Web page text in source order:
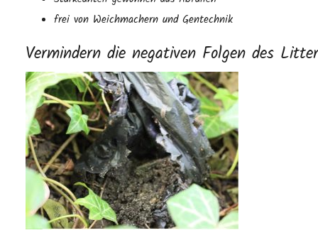
frei von Weichmachern und Gentechnik
Vermindern die negativen Folgen des